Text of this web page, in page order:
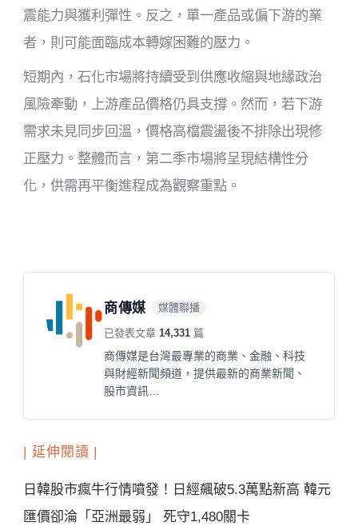
震能力與獲利彈性。反之，單一產品或偏下游的業
者，則可能面臨成本轉嫁困難的壓力。
短期內，石化市場將持續受到供應收縮與地緣政治
風險牽動，上游產品價格仍具支撐。然而，若下游
需求未見同步回溫，價格高檔震盪後不排除出現修
正壓力。整體而言，第二季市場將呈現結構性分
化，供需再平衡進程成為觀察重點。
商傳媒 媒體聯播
已發表文章 14,331 篇
商傳媒是台灣最專業的商業、金融、科技
與財經新聞頻道，提供最新的商業新聞、
股市資訊…
| 延伸閱讀 |
日韓股市瘋牛行情噴發！日經飆破5.3萬點新高 韓元
匯價卻淪「亞洲最弱」 死守1,480關卡